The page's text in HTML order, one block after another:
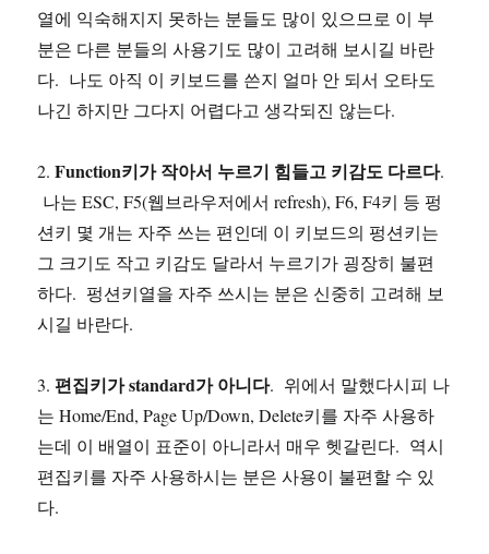
열에 익숙해지지 못하는 분들도 많이 있으므로 이 부
분은 다른 분들의 사용기도 많이 고려해 보시길 바란
다. 나도 아직 이 키보드를 쓴지 얼마 안 되서 오타도
나긴 하지만 그다지 어렵다고 생각되진 않는다.
2.Function키가 작아서 누르기 힘들고 키감도 다르다.
나는 ESC, F5(웹브라우저에서 refresh), F6, F4키 등 펑
션키 몇 개는 자주 쓰는 편인데 이 키보드의 펑션키는
그 크기도 작고 키감도 달라서 누르기가 굉장히 불편
하다. 펑션키열을 자주 쓰시는 분은 신중히 고려해 보
시길 바란다.
3.편집키가 standard가 아니다. 위에서 말했다시피 나
는 Home/End, Page Up/Down, Delete키를 자주 사용하
는데 이 배열이 표준이 아니라서 매우 헷갈린다. 역시
편집키를 자주 사용하시는 분은 사용이 불편할 수 있
다.